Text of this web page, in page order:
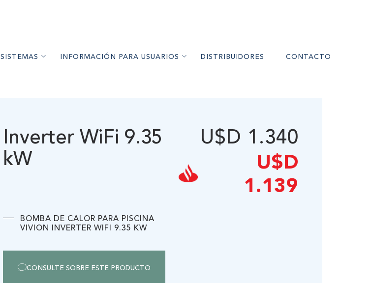
SISTEMAS INFORMACIÓN PARA USUARIOS
RECOMENDACIONES DE USUARIOS
DISTRIBUIDORES CONTACTO
Inverter WiFi 9.35
kW
U$D 1.340
U$D
1.139
BOMBA DE CALOR PARA PISCINA
VIVION INVERTER WIFI 9.35 KW
CONSULTE SOBRE ESTE PRODUCTO